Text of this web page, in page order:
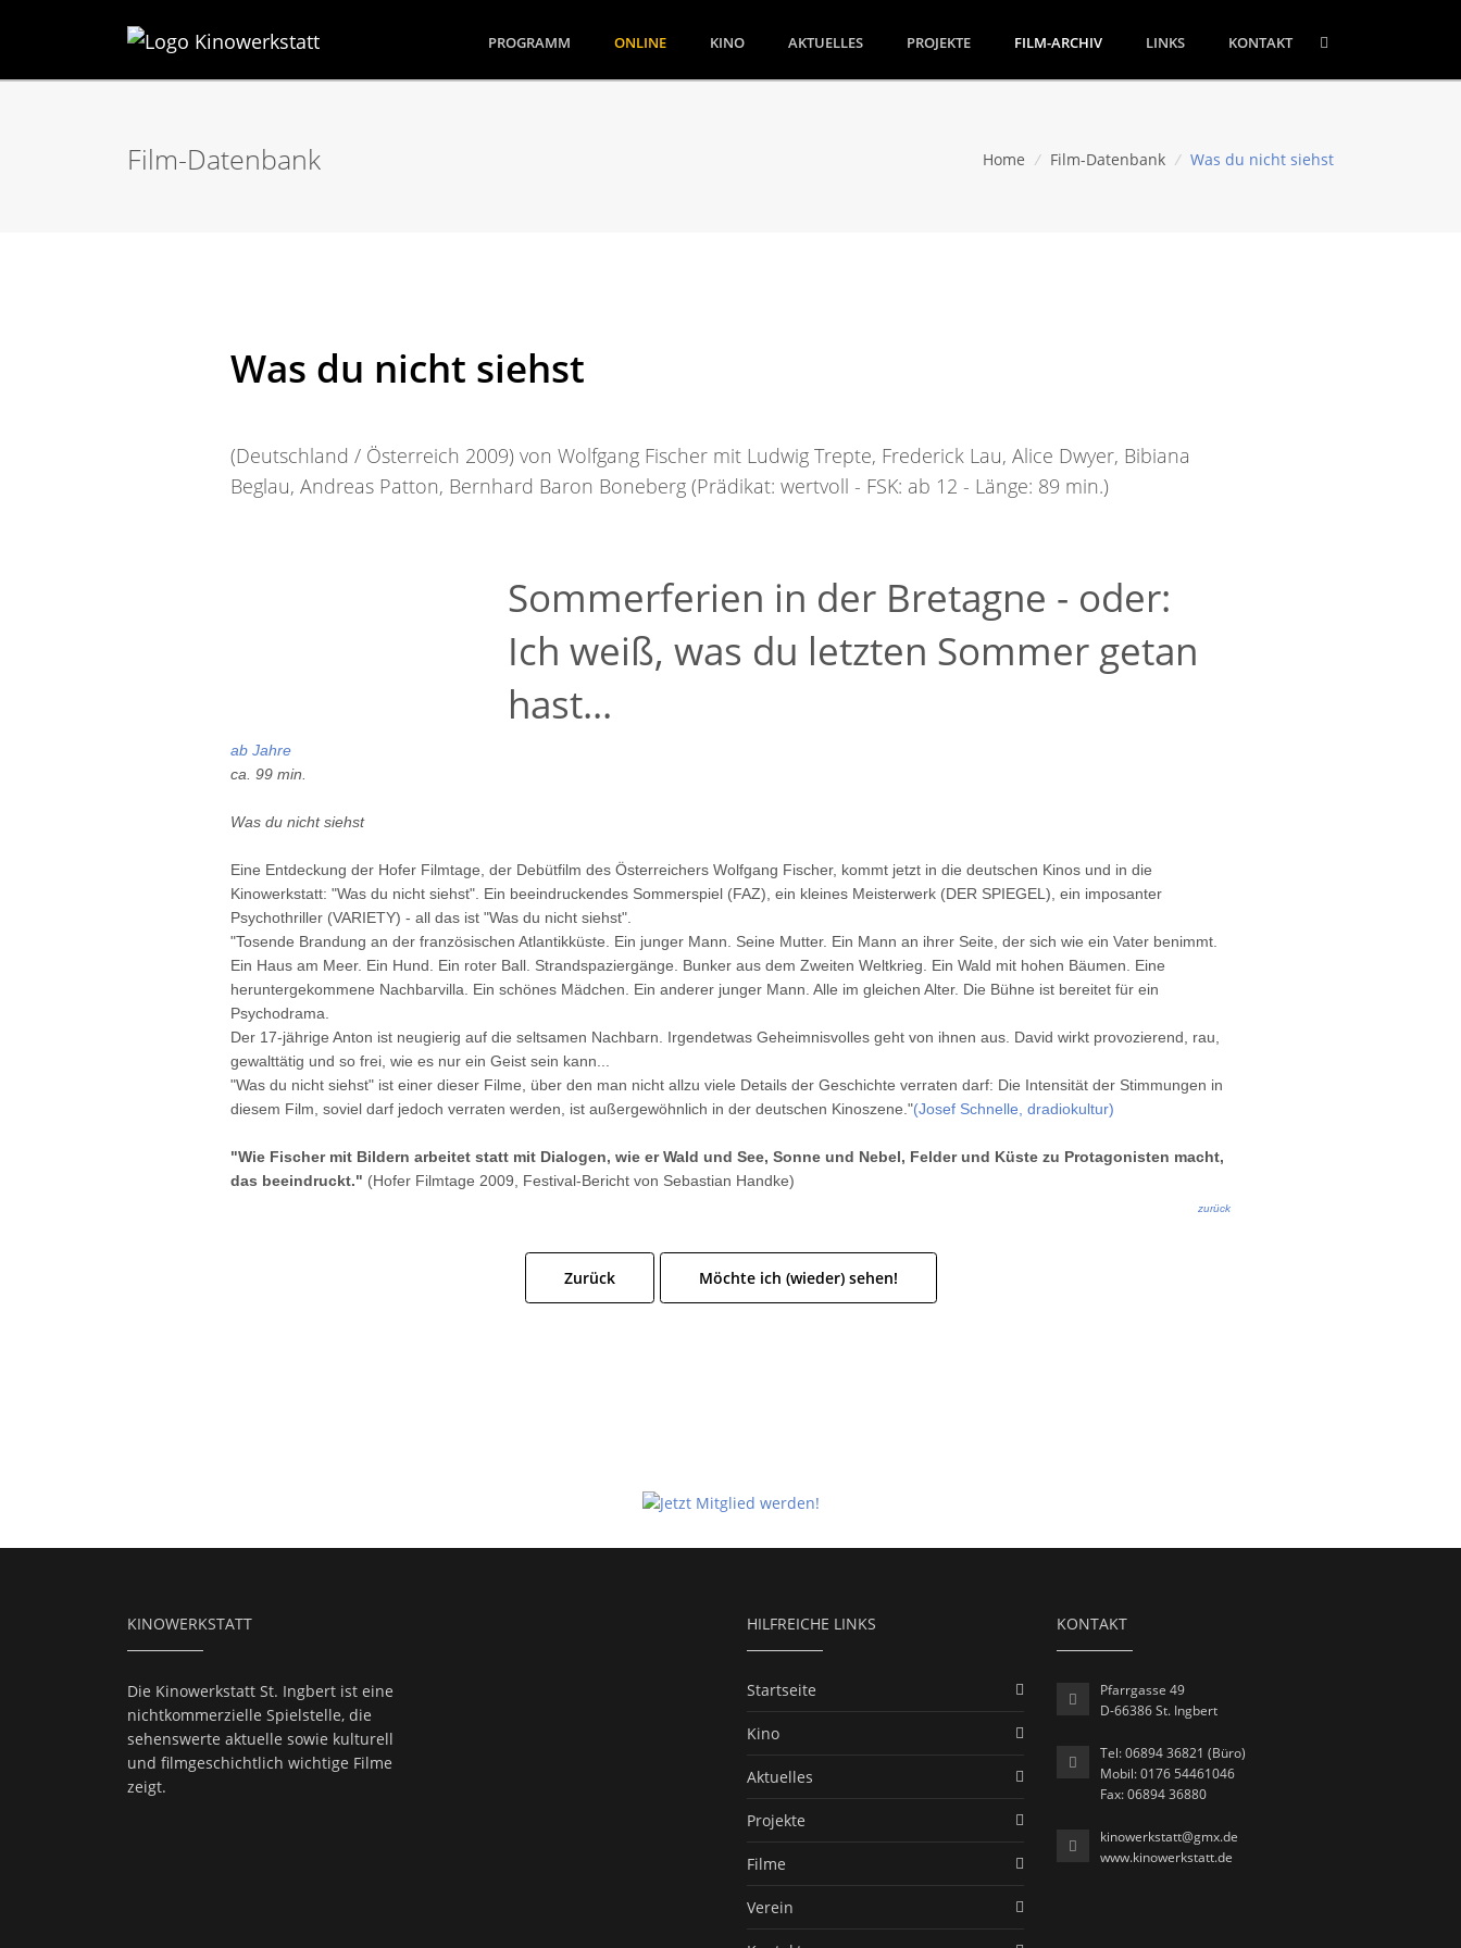
PROGRAMM (CURRENT)ONLINE KINO AKTUELLES PROJEKTE FILM-ARCHIV LINKS KONTAKT
Film-Datenbank Home / Film-Datenbank / Was du nicht siehst
Was du nicht siehst
(Deutschland / Österreich 2009) von Wolfgang Fischer mit Ludwig Trepte, Frederick Lau, Alice Dwyer, Bibiana
Beglau, Andreas Patton, Bernhard Baron Boneberg (Prädikat: wertvoll - FSK: ab 12 - Länge: 89 min.)
Sommerferien in der Bretagne - oder:
Ich weiß, was du letzten Sommer getan
hast...
ab Jahre
ca. 99 min.
Was du nicht siehst
Eine Entdeckung der Hofer Filmtage, der Debütfilm des Österreichers Wolfgang Fischer, kommt jetzt in die deutschen Kinos und in die
Kinowerkstatt: "Was du nicht siehst". Ein beeindruckendes Sommerspiel (FAZ), ein kleines Meisterwerk (DER SPIEGEL), ein imposanter
Psychothriller (VARIETY) - all das ist "Was du nicht siehst".
"Tosende Brandung an der französischen Atlantikküste. Ein junger Mann. Seine Mutter. Ein Mann an ihrer Seite, der sich wie ein Vater benimmt.
Ein Haus am Meer. Ein Hund. Ein roter Ball. Strandspaziergänge. Bunker aus dem Zweiten Weltkrieg. Ein Wald mit hohen Bäumen. Eine
heruntergekommene Nachbarvilla. Ein schönes Mädchen. Ein anderer junger Mann. Alle im gleichen Alter. Die Bühne ist bereitet für ein
Psychodrama.
Der 17-jährige Anton ist neugierig auf die seltsamen Nachbarn. Irgendetwas Geheimnisvolles geht von ihnen aus. David wirkt provozierend, rau,
gewalttätig und so frei, wie es nur ein Geist sein kann...
"Was du nicht siehst" ist einer dieser Filme, über den man nicht allzu viele Details der Geschichte verraten darf: Die Intensität der Stimmungen in
diesem Film, soviel darf jedoch verraten werden, ist außergewöhnlich in der deutschen Kinoszene."(Josef Schnelle, dradiokultur)
"Wie Fischer mit Bildern arbeitet statt mit Dialogen, wie er Wald und See, Sonne und Nebel, Felder und Küste zu Protagonisten macht,
das beeindruckt." (Hofer Filmtage 2009, Festival-Bericht von Sebastian Handke)
zurück
Zurück Möchte ich (wieder) sehen!
KINOWERKSTATT
Die Kinowerkstatt St. Ingbert ist eine
nichtkommerzielle Spielstelle, die
sehenswerte aktuelle sowie kulturell
und filmgeschichtlich wichtige Filme
zeigt.
HILFREICHE LINKS
Startseite
Kino
Aktuelles
Projekte
Filme
Verein
KONTAKT
Pfarrgasse 49
D-66386 St. Ingbert
Tel: 06894 36821 (Büro)
Mobil: 0176 54461046
Fax: 06894 36880
kinowerkstatt@gmx.de
www.kinowerkstatt.de